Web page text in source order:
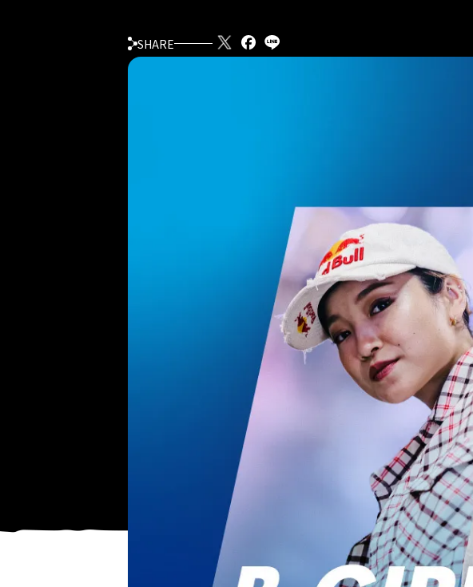
SHARE